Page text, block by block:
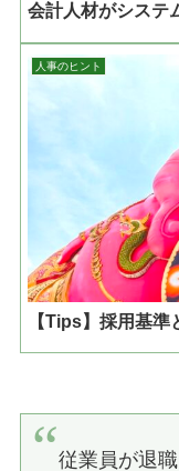
会計人材がシステ
人事のヒント
【Tips】採用基準
従業員が退